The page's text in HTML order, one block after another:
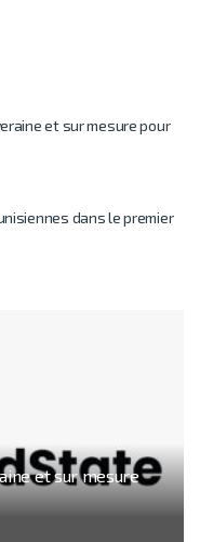
et sur mesure pour
dans le premier
et sur mesure